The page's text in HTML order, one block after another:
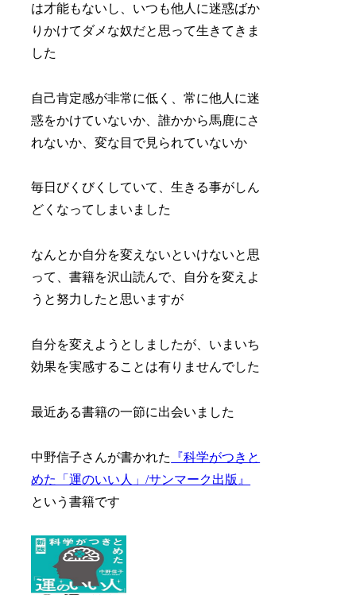
は才能もないし、いつも他人に迷惑ばか
りかけてダメな奴だと思って生きてきま
した
自己肯定感が非常に低く、常に他人に迷
惑をかけていないか、誰かから馬鹿にさ
れないか、変な目で見られていないか
毎日びくびくしていて、生きる事がしん
どくなってしまいました
なんとか自分を変えないといけないと思
って、書籍を沢山読んで、自分を変えよ
うと努力したと思いますが
自分を変えようとしましたが、いまいち
効果を実感することは有りませんでした
最近ある書籍の一節に出会いました
中野信子さんが書かれた
『科学がつきと
めた「運のいい人」/サンマーク出版』
という書籍です